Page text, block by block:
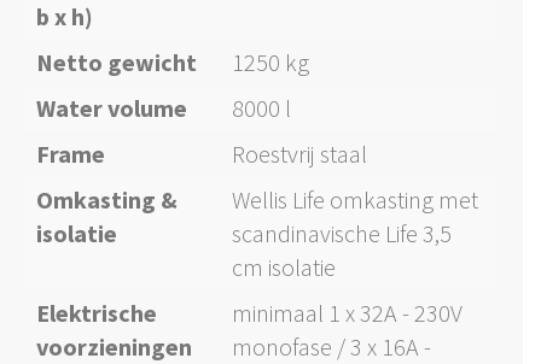
b x h)
Netto gewicht
1250 kg
Water volume
8000 l
Frame
Roestvrij staal
Omkasting &
isolatie
Wellis Life omkasting met
scandinavische Life 3,5
cm isolatie
Elektrische
voorzieningen
minimaal 1 x 32A - 230V
monofase / 3 x 16A -